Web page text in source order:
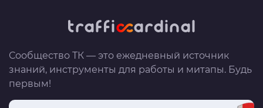
Сообщество ТК — это ежедневный источник
знаний, инструменты для работы и митапы. Будь
первым!